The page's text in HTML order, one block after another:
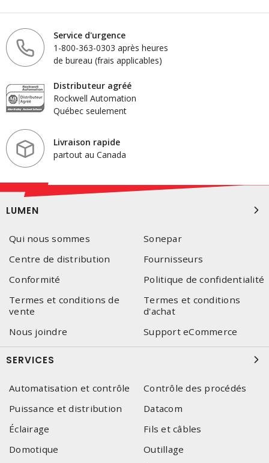
Service d'urgence
1-800-363-0303 après heures
de bureau (frais applicables)
Distributeur agréé
Rockwell Automation
Québec seulement
Livraison rapide
partout au Canada
LUMEN
Qui nous sommes
Sonepar
Centre de distribution
Fournisseurs
Conformité
Politique de confidentialité
Termes et conditions de
vente
Termes et conditions
d'achat
Nous joindre
Support eCommerce
SERVICES
Automatisation et contrôle
Contrôle des procédés
Puissance et distribution
Datacom
Éclairage
Fils et câbles
Domotique
Outillage